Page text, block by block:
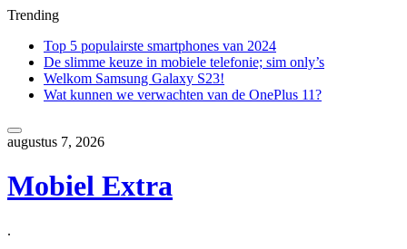
Trending
Top 5 populairste smartphones van 2024
De slimme keuze in mobiele telefonie; sim only’s
Welkom Samsung Galaxy S23!
Wat kunnen we verwachten van de OnePlus 11?
to
augustus 7, 2026
Mobiel Extra
.